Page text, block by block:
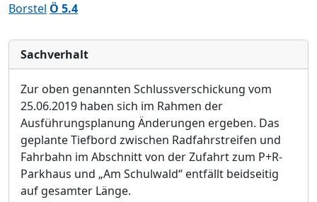
Borstel Ö 5.4
Sachverhalt
Zur oben genannten Schlussverschickung vom
25.06.2019 haben sich im Rahmen der
Ausführungsplanung Änderungen ergeben. Das
geplante Tiefbord zwischen Radfahrstreifen und
Fahrbahn im Abschnitt von der Zufahrt zum P+R-
Parkhaus und „Am Schulwald“ entfällt beidseitig
auf gesamter Länge.